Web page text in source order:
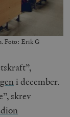
Foto: Erik G
i december.
skrev